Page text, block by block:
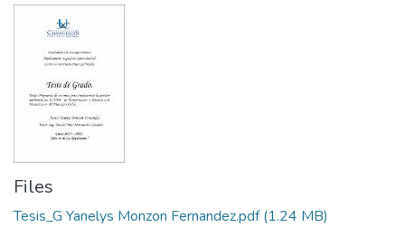
Files
Tesis_G Yanelys Monzon Fernandez.pdf(1.24 MB)